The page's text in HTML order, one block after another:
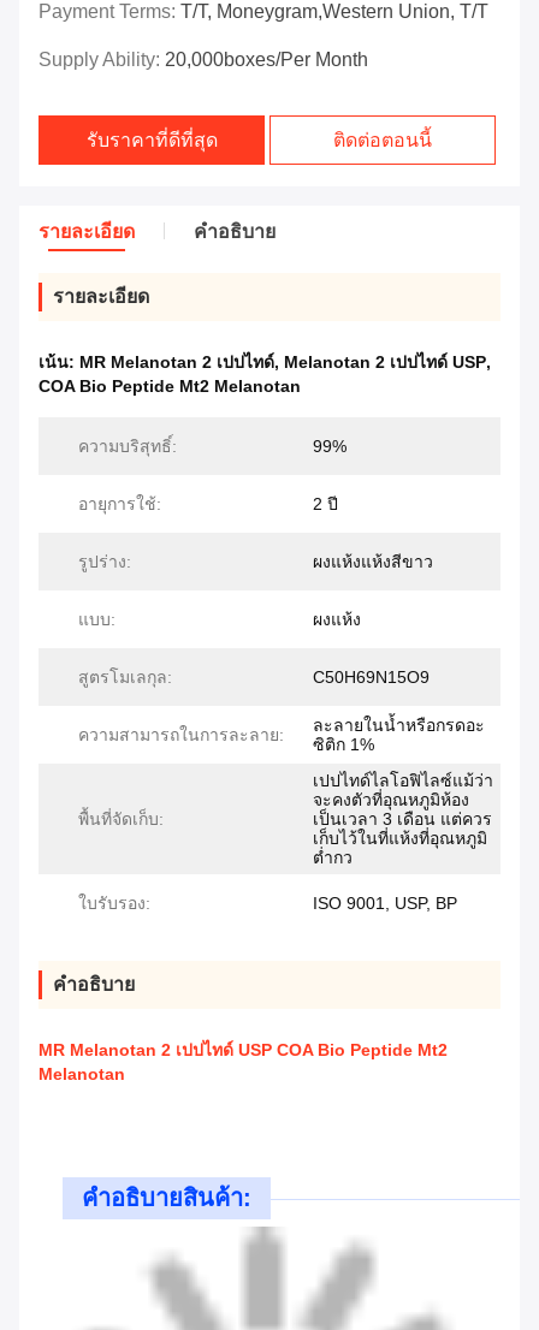
Payment Terms: T/T, Moneygram,Western Union, T/T
Supply Ability: 20,000boxes/per Month
รับราคาที่ดีที่สุด ติดต่อตอนนี้
รายละเอียด คําอธิบาย
รายละเอียด
เน้น: MR Melanotan 2 เปปไทด์, Melanotan 2 เปปไทด์ USP,
COA Bio Peptide Mt2 Melanotan
ความบริสุทธิ์: 99%
อายุการใช้: 2 ปี
รูปร่าง: ผงแห้งแห้งสีขาว
แบบ: ผงแห้ง
สูตรโมเลกุล: C50H69N15O9
ความสามารถในการละลาย:
ละลายในน้ำหรือกรดอะ
ซิติก 1%
พื้นที่จัดเก็บ:
เปปไทด์ไลโอฟิไลซ์แม้ว่า
จะคงตัวที่อุณหภูมิห้อง
เป็นเวลา 3 เดือน แต่ควร
เก็บไว้ในที่แห้งที่อุณหภูมิ
ต่ำกว
ใบรับรอง: ISO 9001, USP, BP
คําอธิบาย
MR Melanotan 2 เปปไทด์ USP COA Bio Peptide Mt2
Melanotan
คําอธิบายสินค้า: